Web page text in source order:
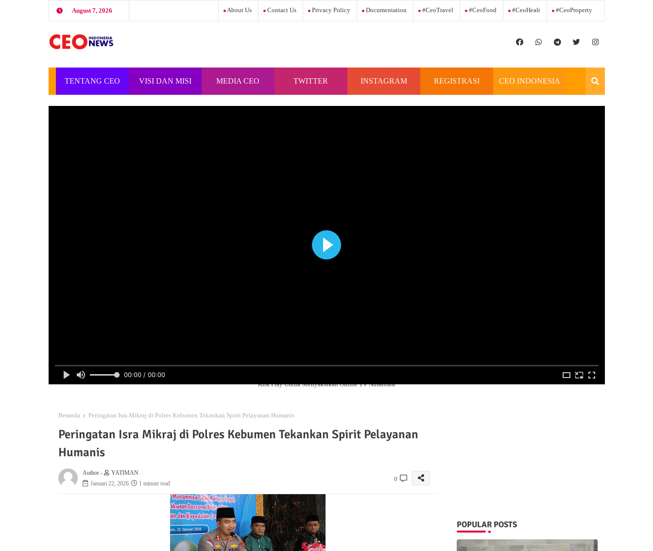
August 7, 2026 About Us Contact Us Privacy Policy Documentation #ceoTravel #ceoFood #ceoHealt #ceoProperty
TENTANG CEO
INDONESIA
VISI DAN MISI
CEO INDONESIA
MEDIA CEO
INDONESIA
TWITTER INSTAGRAM REGISTRASI CEO INDONESIA
OFFICIAL
00:00 / 00:00
Klik Play Untuk Menyaksikan Online TV Nusantara
Beranda Peringatan Isra Mikraj di Polres Kebumen Tekankan Spirit Pelayanan Humanis
Peringatan Isra Mikraj di Polres Kebumen Tekankan Spirit Pelayanan
Humanis
Author -
YATIMAN
Januari 22, 2026
1 minute read
0
POPULAR POSTS